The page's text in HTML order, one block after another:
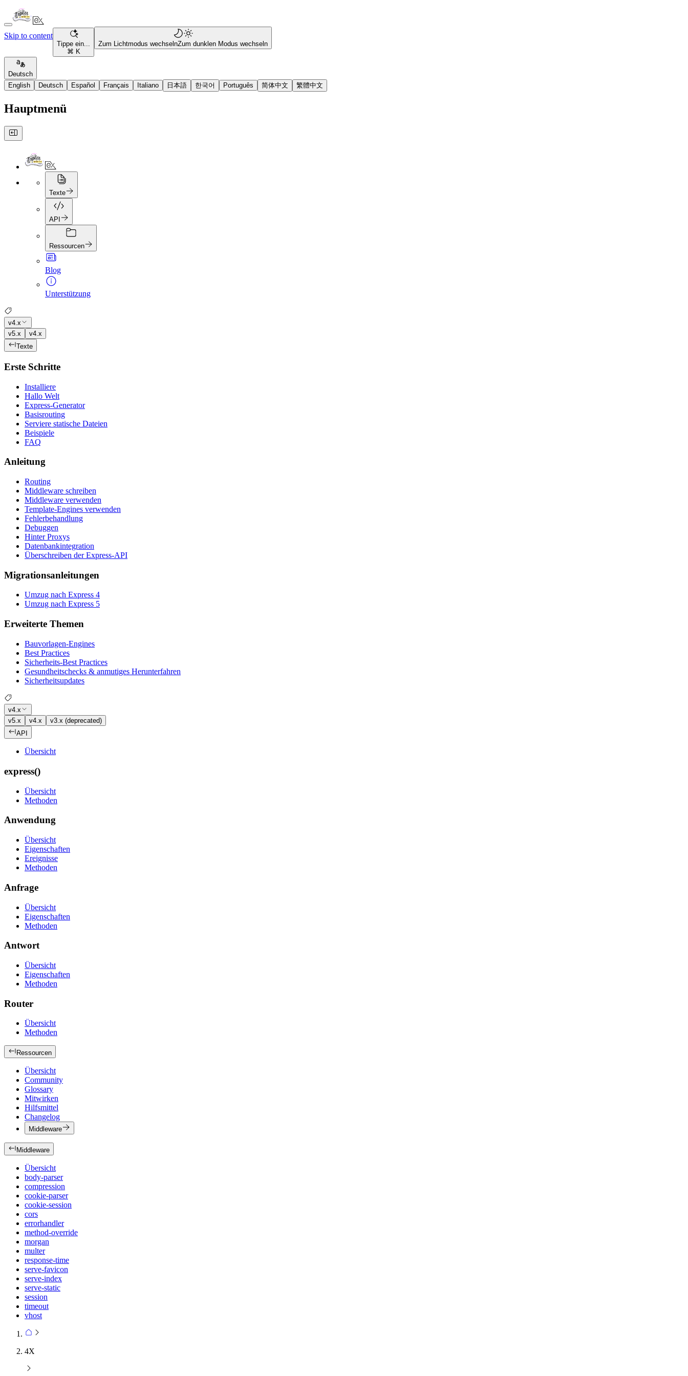
Skip to content
Tippe ein...
⌘ K
Zum Lichtmodus wechselnZum dunklen Modus wechseln
Deutsch
English
Deutsch Español Français Italiano 日本語 한국어 Português 简体中文 繁體中文
Hauptmenü
Texte
API
Ressourcen
Blog
Unterstützung
v4.x
v5.x
v4.x
Texte
Erste Schritte
Installiere
Hallo Welt
Express-Generator
Basisrouting
Serviere statische Dateien
Beispiele
FAQ
Anleitung
Routing
Middleware schreiben
Middleware verwenden
Template-Engines verwenden
Fehlerbehandlung
Debuggen
Hinter Proxys
Datenbankintegration
Überschreiben der Express-API
Migrationsanleitungen
Umzug nach Express 4
Umzug nach Express 5
Erweiterte Themen
Bauvorlagen-Engines
Best Practices
Sicherheits-Best Practices
Gesundheitschecks & anmutiges Herunterfahren
Sicherheitsupdates
v4.x
v5.x
v4.x
v3.x (deprecated)
API
Übersicht
express()
Übersicht
Methoden
Anwendung
Übersicht
Eigenschaften
Ereignisse
Methoden
Anfrage
Übersicht
Eigenschaften
Methoden
Antwort
Übersicht
Eigenschaften
Methoden
Router
Übersicht
Methoden
Ressourcen
Übersicht
Community
Glossary
Mitwirken
Hilfsmittel
Changelog
Middleware
Middleware
Übersicht
body-parser
compression
cookie-parser
cookie-session
cors
errorhandler
method-override
morgan
multer
response-time
serve-favicon
serve-index
serve-static
session
timeout
vhost
4X